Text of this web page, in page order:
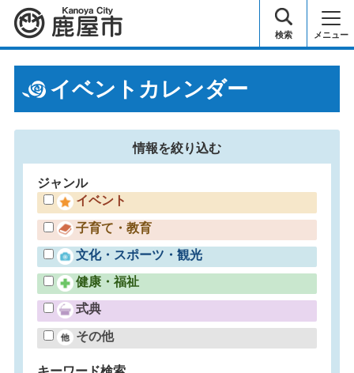
鹿屋市 検索 メニュー
イベントカレンダー
情報を絞り込む
ジャンル
イベント
子育て・教育
文化・スポーツ・観光
健康・福祉
式典
その他